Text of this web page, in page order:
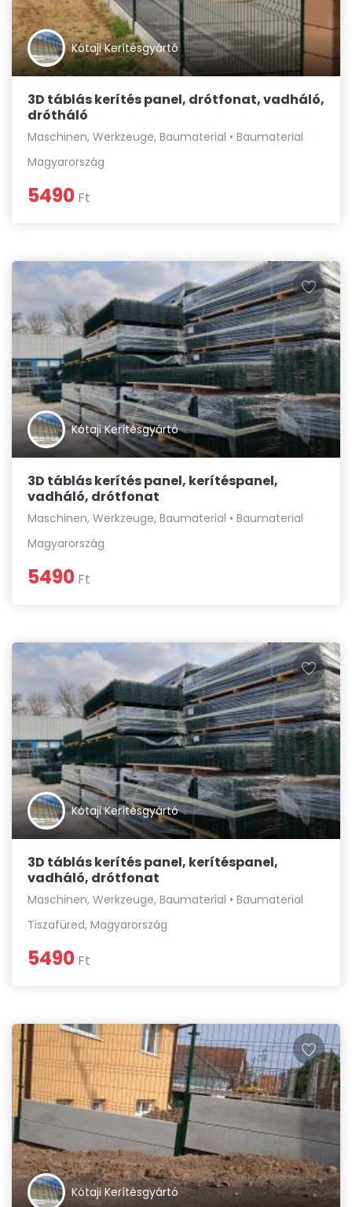
Kótaji Kerítésgyártó
3D táblás kerítés panel, drótfonat, vadháló,
drótháló
Maschinen, Werkzeuge, Baumaterial • Baumaterial
Magyarország
5490 Ft
Kótaji Kerítésgyártó
3D táblás kerítés panel, kerítéspanel,
vadháló, drótfonat
Maschinen, Werkzeuge, Baumaterial • Baumaterial
Magyarország
5490 Ft
Kótaji Kerítésgyártó
3D táblás kerítés panel, kerítéspanel,
vadháló, drótfonat
Maschinen, Werkzeuge, Baumaterial • Baumaterial
Tiszafüred, Magyarország
5490 Ft
Kótaji Kerítésgyártó